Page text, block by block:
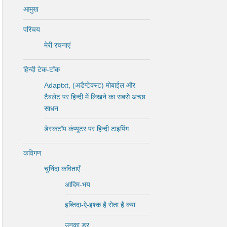
आमुख
परिचय
मेरी रचनाएं
हिन्दी टेक-टॉक
Adaptxt, (अडैप्टेक्स्ट) मोबाईल और
टैबलेट पर हिन्दी में लिखने का सबसे अच्छा
साधन
डेस्कटॉप कंप्यूटर पर हिन्दी टाइपिंग
कविगण
चुनिंदा कविताएँ
आदिम-भय
इब्तिदा-ऐ-इश्क है रोता है क्या
उनका डर